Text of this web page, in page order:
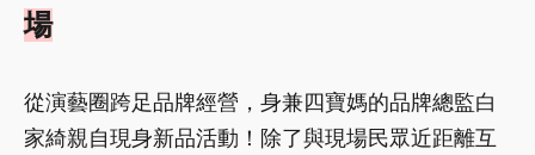
場
從演藝圈跨足品牌經營，身兼四寶媽的品牌總監白
家綺親自現身新品活動！除了與現場民眾近距離互